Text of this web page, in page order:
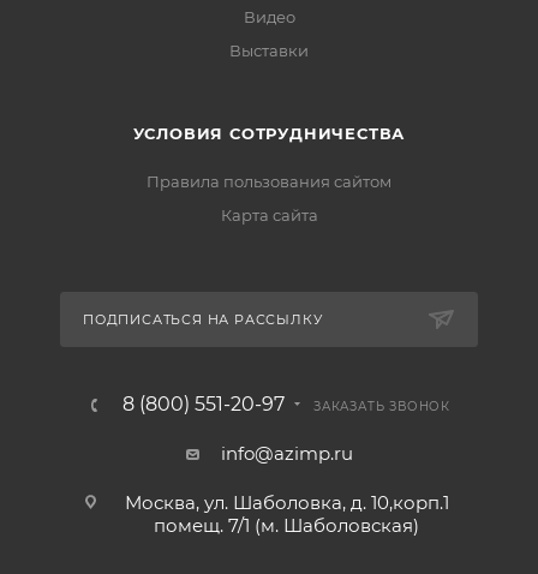
Видео
Выставки
УСЛОВИЯ СОТРУДНИЧЕСТВА
Правила пользования сайтом
Карта сайта
ПОДПИСАТЬСЯ НА РАССЫЛКУ
8 (800) 551-20-97 ЗАКАЗАТЬ ЗВОНОК
info@azimp.ru
Москва, ул. Шаболовка, д. 10,корп.1
помещ. 7/1 (м. Шаболовская)